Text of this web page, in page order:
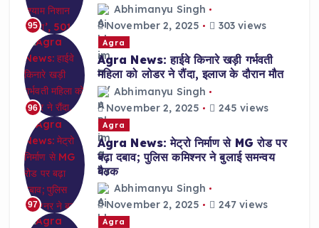
95
Abhimanyu Singh
November 2, 2025
303 views
96
Agra
Agra News: हाईवे किनारे खड़ी गर्भवती
महिला को लोडर ने रौंदा, इलाज के दौरान मौत
Abhimanyu Singh
November 2, 2025
245 views
97
Agra
Agra News: मेट्रो निर्माण से MG रोड पर
बढ़ा दबाव; पुलिस कमिश्नर ने बुलाई समन्वय
बैठक
Abhimanyu Singh
November 2, 2025
247 views
Agra